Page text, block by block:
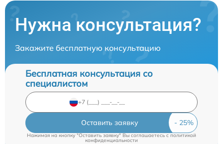
Нужна консультация?
Закажите бесплатную консультацию
Бесплатная консультация со
специалистом
Оставить заявку
Нажимая на кнопку "Оставить заявку" Вы соглашаетесь cполитикой
конфиденциальности